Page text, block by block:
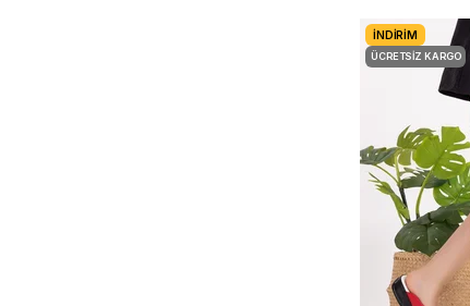
İNDIRIM
ÜCRETSIZ KARGO